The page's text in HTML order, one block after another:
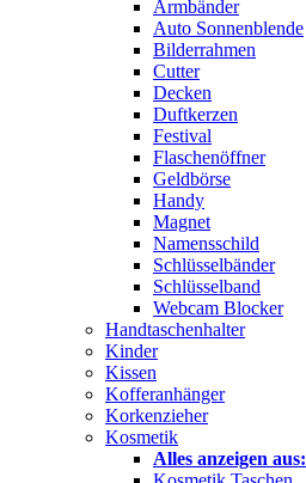
Armbänder
Auto Sonnenblende
Bilderrahmen
Cutter
Decken
Duftkerzen
Festival
Flaschenöffner
Geldbörse
Handy
Magnet
Namensschild
Schlüsselbänder
Schlüsselband
Webcam Blocker
Handtaschenhalter
Kinder
Kissen
Kofferanhänger
Korkenzieher
Kosmetik
Alles anzeigen aus: